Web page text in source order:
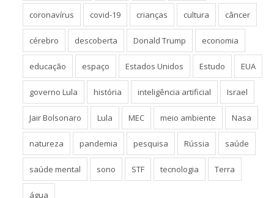
coronavírus covid-19 crianças cultura câncer
cérebro descoberta Donald Trump economia
educação espaço Estados Unidos Estudo EUA
governo Lula história inteligência artificial Israel
Jair Bolsonaro Lula MEC meio ambiente Nasa
natureza pandemia pesquisa Rússia saúde
saúde mental sono STF tecnologia Terra
água